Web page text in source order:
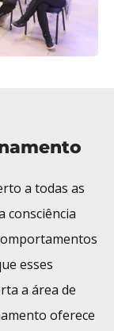
a todas as
consciência
esses
a área de
oferece